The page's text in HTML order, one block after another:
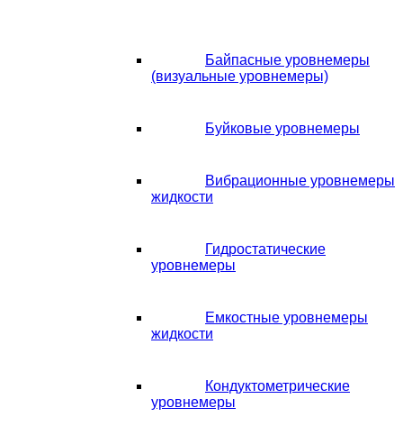
Байпасные уровнемеры
(визуальные уровнемеры)
Буйковые уровнемеры
Вибрационные уровнемеры
жидкости
Гидростатические
уровнемеры
Емкостные уровнемеры
жидкости
Кондуктометрические
уровнемеры